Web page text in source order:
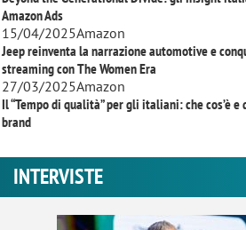
Amazon Ads
15/04/2025Amazon
Jeep reinventa la narrazione automotive e
streaming conThe Women Era
27/03/2025Amazon
Il “Tempo di qualità” per gli italiani: che cos’è
brand
INTERVISTE